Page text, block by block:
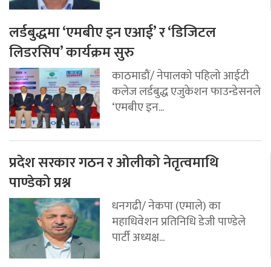
लर्डबुद्धमा ‘एमबीए इन एआई’ र ‘डिजिटल
लिडरसिप’ कार्यक्रम सुरु
काठमाडौं/ नेपालको पहिलो आईटी
कलेज लर्डबुद्ध एजुकेशन फाउन्डेसनले
‘एमबीए इन...
प्रदेश सरकार गठन र ओलीको नेतृत्वमाथि
पाण्डेको प्रश्न
धनगढी/ नेकपा (एमाले) का
महाधिवेशन प्रतिनिधि डेजी पाण्डेले
पार्टी अध्यक्ष...